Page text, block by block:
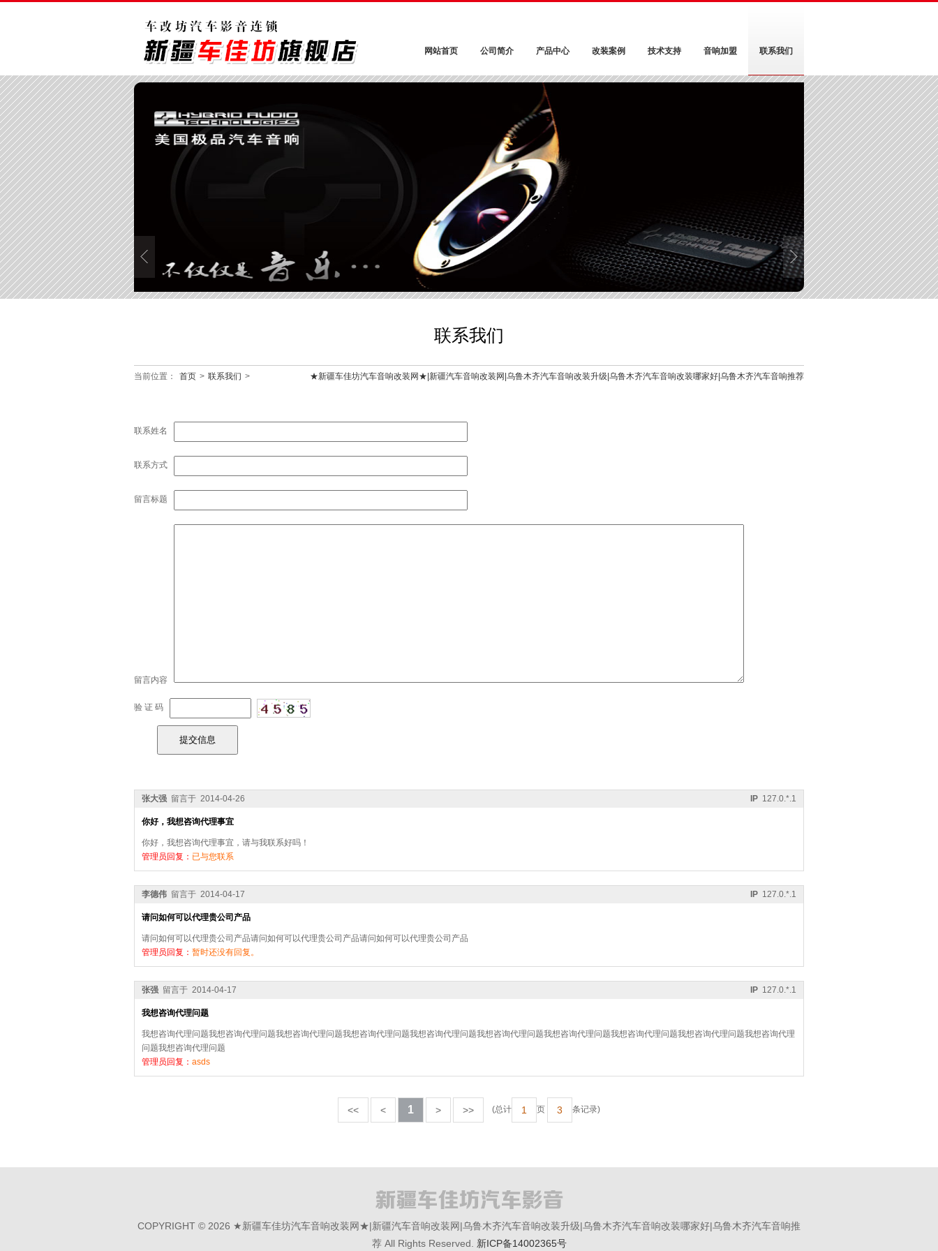
网站首页 公司简介 产品中心 改装案例 技术支持 音响加盟 联系我们
联系我们
当前位置： 首页 > 联系我们 > ★新疆车佳坊汽车音响改装网★|新疆汽车音响改装网|乌鲁木齐汽车音响改装升级|乌鲁木齐汽车音响改装哪家好|乌鲁木齐汽车音响推荐
联系姓名
联系方式
留言标题
留言内容
验 证 码
张大强 留言于 2014-04-26 IP 127.0.*.1
你好，我想咨询代理事宜
你好，我想咨询代理事宜，请与我联系好吗！
管理员回复： 已与您联系
李德伟 留言于 2014-04-17 IP 127.0.*.1
请问如何可以代理贵公司产品
请问如何可以代理贵公司产品请问如何可以代理贵公司产品请问如何可以代理贵公司产品
管理员回复： 暂时还没有回复。
张强 留言于 2014-04-17 IP 127.0.*.1
我想咨询代理问题
我想咨询代理问题我想咨询代理问题我想咨询代理问题我想咨询代理问题我想咨询代理问题我想咨询代理问题我想咨询代理问题我想咨询代理问题我想咨询代理问题我想咨询代理
问题我想咨询代理问题
管理员回复： asds
<< < 1 > >> (总计 1 页 3 条记录)
COPYRIGHT © 2026 ★新疆车佳坊汽车音响改装网★|新疆汽车音响改装网|乌鲁木齐汽车音响改装升级|乌鲁木齐汽车音响改装哪家好|乌鲁木齐汽车音响推
荐 All Rights Reserved. 新ICP备14002365号